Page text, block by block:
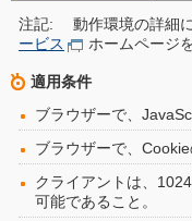
注記: 動作環境の詳細
ービス
ホームページ
適用条件
ブラウザーで、
ブラウザーで、
クライアントは、
可能であること。